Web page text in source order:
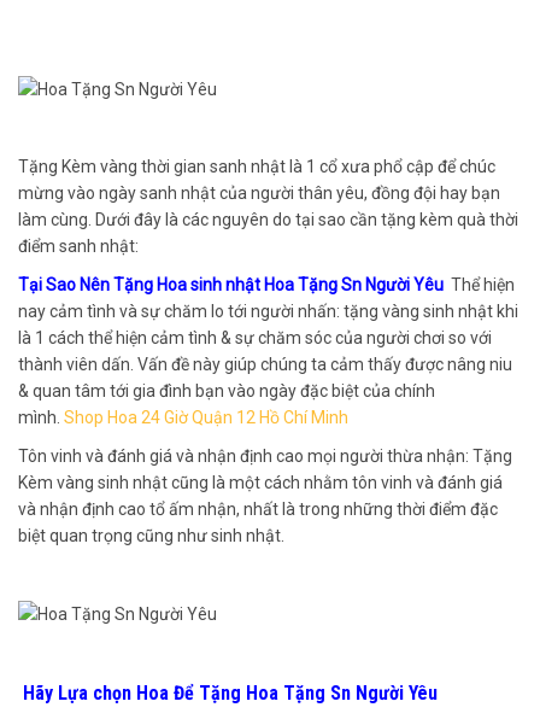
Tặng Kèm vàng thời gian sanh nhật là 1 cổ xưa phổ cập để chúc
mừng vào ngày sanh nhật của người thân yêu, đồng đội hay bạn
làm cùng. Dưới đây là các nguyên do tại sao cần tặng kèm quà thời
điểm sanh nhật:
Tại Sao Nên Tặng Hoa sinh nhật Hoa Tặng Sn Người Yêu Thể hiện
nay cảm tình và sự chăm lo tới người nhấn: tặng vàng sinh nhật khi
là 1 cách thể hiện cảm tình & sự chăm sóc của người chơi so với
thành viên dấn. Vấn đề này giúp chúng ta cảm thấy được nâng niu
& quan tâm tới gia đình bạn vào ngày đặc biệt của chính
mình. Shop Hoa 24 Giờ Quận 12 Hồ Chí Minh
Tôn vinh và đánh giá và nhận định cao mọi người thừa nhận: Tặng
Kèm vàng sinh nhật cũng là một cách nhằm tôn vinh và đánh giá
và nhận định cao tổ ấm nhận, nhất là trong những thời điểm đặc
biệt quan trọng cũng như sinh nhật.
Hãy Lựa chọn Hoa Để Tặng Hoa Tặng Sn Người Yêu